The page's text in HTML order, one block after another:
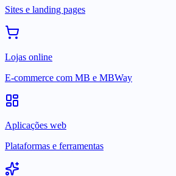
Sites e landing pages
Lojas online
E-commerce com MB e MBWay
Aplicações web
Plataformas e ferramentas